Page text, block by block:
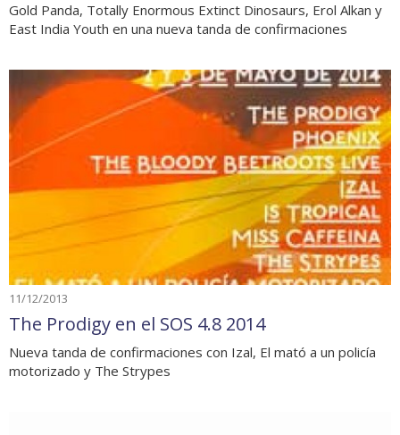
Gold Panda, Totally Enormous Extinct Dinosaurs, Erol Alkan y
East India Youth en una nueva tanda de confirmaciones
11/12/2013
The Prodigy en el SOS 4.8 2014
Nueva tanda de confirmaciones con Izal, El mató a un policía
motorizado y The Strypes